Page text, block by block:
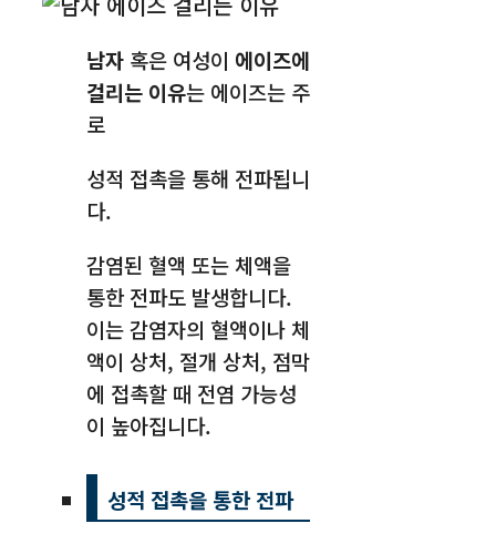
남자 혹은 여성이 에이즈에
걸리는 이유는 에이즈는 주
로
성적 접촉을 통해 전파됩니
다.
감염된 혈액 또는 체액을
통한 전파도 발생합니다.
이는 감염자의 혈액이나 체
액이 상처, 절개 상처, 점막
에 접촉할 때 전염 가능성
이 높아집니다.
성적 접촉을 통한 전파